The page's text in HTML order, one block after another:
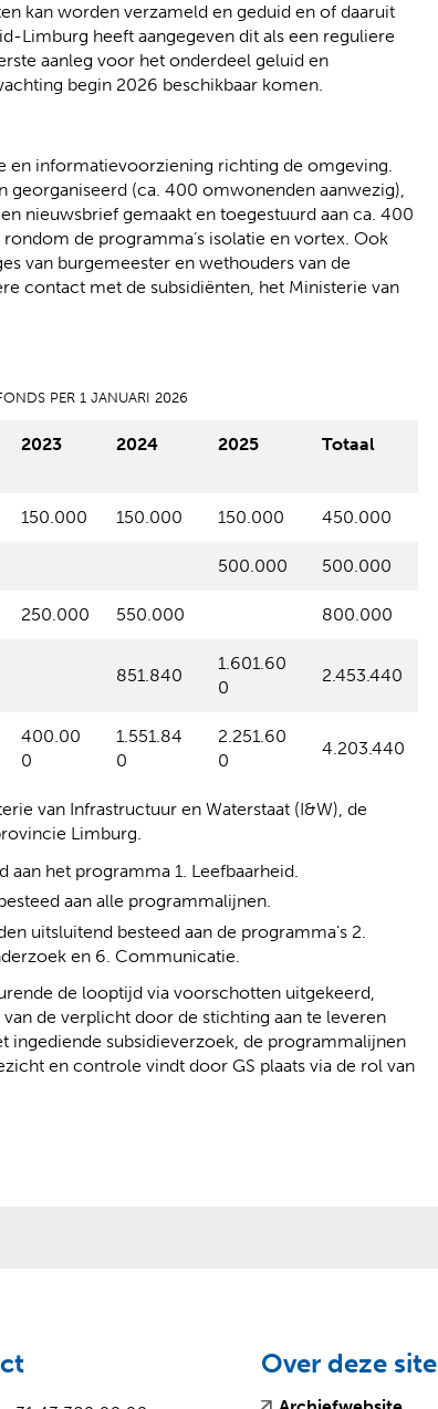
kan worden verzameld en geduid en of daaruit
Limburg heeft aangegeven dit als een reguliere
aanleg voor het onderdeel geluid en
begin 2026 beschikbaar komen.
en informatievoorziening richting de omgeving.
(ca. 400 omwonenden aanwezig),
nieuwsbrief gemaakt en toegestuurd aan ca. 400
de programma’s isolatie en vortex. Ook
van burgemeester en wethouders van de
contact met de subsidiënten, het Ministerie van
PER 1 JANUARI 2026
2023 2024 2025 Totaal
150.000 150.000 150.000 450.000
500.000 500.000
250.000 550.000 800.000
851.840
1.601.60
0
2.453.440
400.00
0
1.551.84
0
2.251.60
0
4.203.440
van Infrastructuur en Waterstaat (I&W), de
Limburg.
het programma 1. Leefbaarheid.
aan alle programmalijnen.
uitsluitend besteed aan de programma’s 2.
en 6. Communicatie.
de looptijd via voorschotten uitgekeerd,
de verplicht door de stichting aan te leveren
subsidieverzoek, de programmalijnen
en controle vindt door GS plaats via de rol van
Over deze site